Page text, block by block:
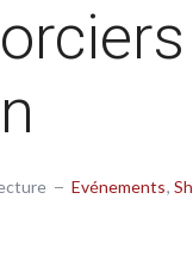
Evénements